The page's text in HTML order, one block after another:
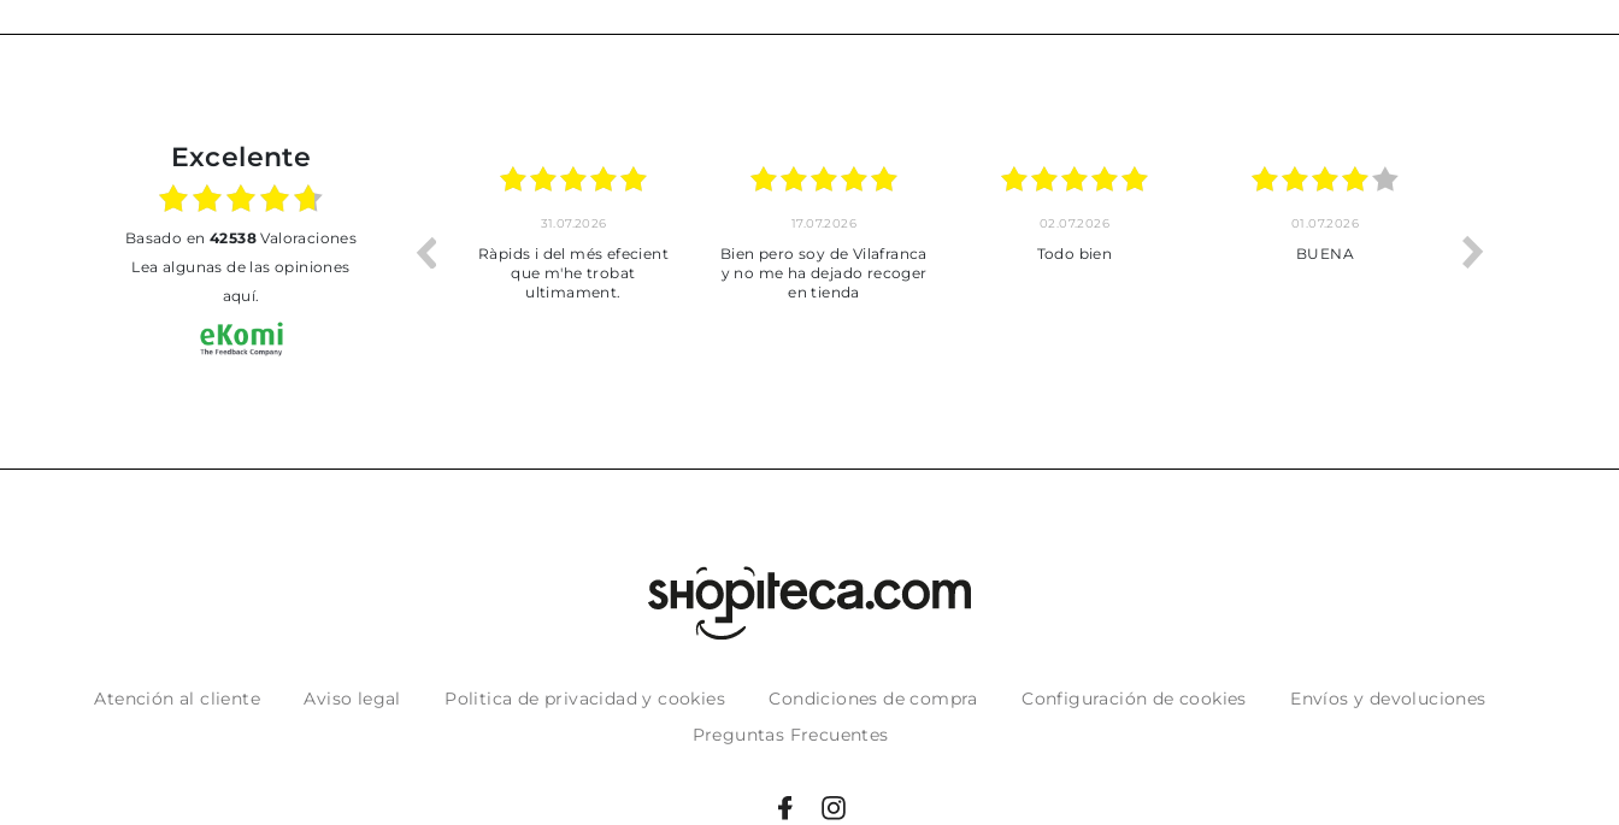
Excelente
basado en 42538Valoraciones
Lea algunas de las opiniones
aquí.
30.06.2026
Tot perfecte
24.06.2026
***
23.06.2026
Pedido hecho, pedido
22.06.2026
Servicio muy completo
Atención al cliente Aviso legal Politica de privacidad y cookies Condiciones de compra Configuración de cookies
Envíos y devoluciones
Preguntas Frecuentes